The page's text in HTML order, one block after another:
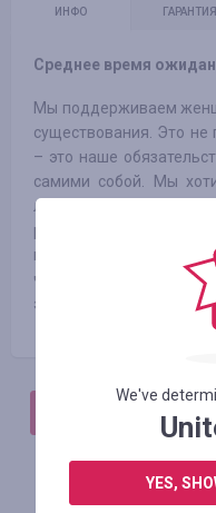
ИНФО ГАРАНТИЯ
Среднее время
Мы поддерживаем
существования. Это не
– это наше
самими собой. Мы
людей к борьбе за
расширение прав. Мы
мир более
что вместе с нашим
это в жизнь!
We've
YES,